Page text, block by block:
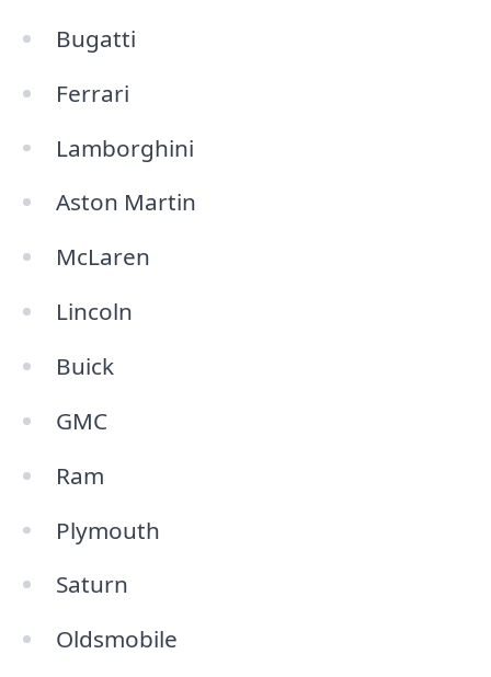
Bugatti
Ferrari
Lamborghini
Aston Martin
McLaren
Lincoln
Buick
GMC
Ram
Plymouth
Saturn
Oldsmobile